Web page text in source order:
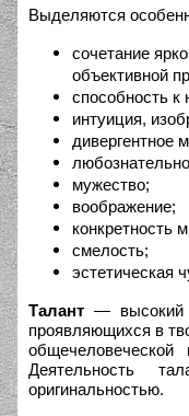
Выделяются
сочетание
объективной
способность к
интуиция,
дивергентное
мужество;
воображение;
конкретность
смелость;
эстетическая
Талант — высокий
проявляющихся в
Деятельность
оригинальностью.